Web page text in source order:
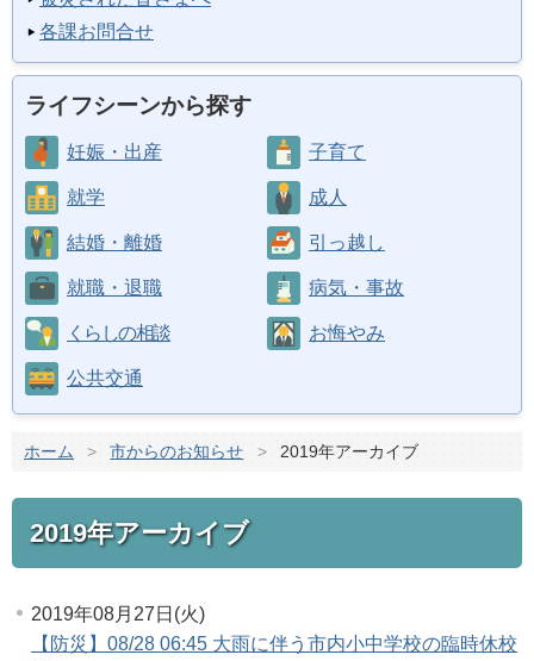
各課お問合せ
ライフシーンから探す
妊娠・出産 子育て
就学 成人
結婚・離婚 引っ越し
就職・退職 病気・事故
くらしの相談 お悔やみ
公共交通
ホーム > 市からのお知らせ > 2019年アーカイブ
2019年アーカイブ
2019年08月27日(火)
【防災】08/28 06:45 大雨に伴う市内小中学校の臨時休校